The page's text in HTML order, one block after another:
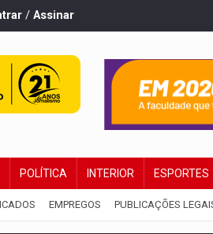
/ Assinar
POLÍTICA INTERIOR ESPORTES
EMPREGOS PUBLICAÇÕES